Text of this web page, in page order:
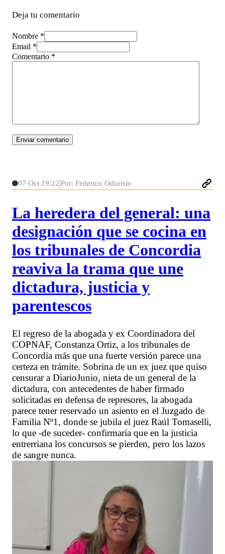
Deja tu comentario
Nombre *
Email *
Comentario *
07 Oct 19:22 Por: Federico Odorisio
La heredera del general: una
designación que se cocina en
los tribunales de Concordia
reaviva la trama que une
dictadura, justicia y
parentescos
El regreso de la abogada y ex Coordinadora del
COPNAF, Constanza Ortiz, a los tribunales de
Concordia más que una fuerte versión parece una
certeza en trámite. Sobrina de un ex juez que quiso
censurar a DiarioJunio, nieta de un general de la
dictadura, con antecedentes de haber firmado
solicitadas en defensa de represores, la abogada
parece tener reservado un asiento en el Juzgado de
Familia Nº1, donde se jubila el juez Raúl Tomaselli,
lo que -de suceder- confirmaría que en la justicia
entrerriana los concursos se pierden, pero los lazos
de sangre nunca.